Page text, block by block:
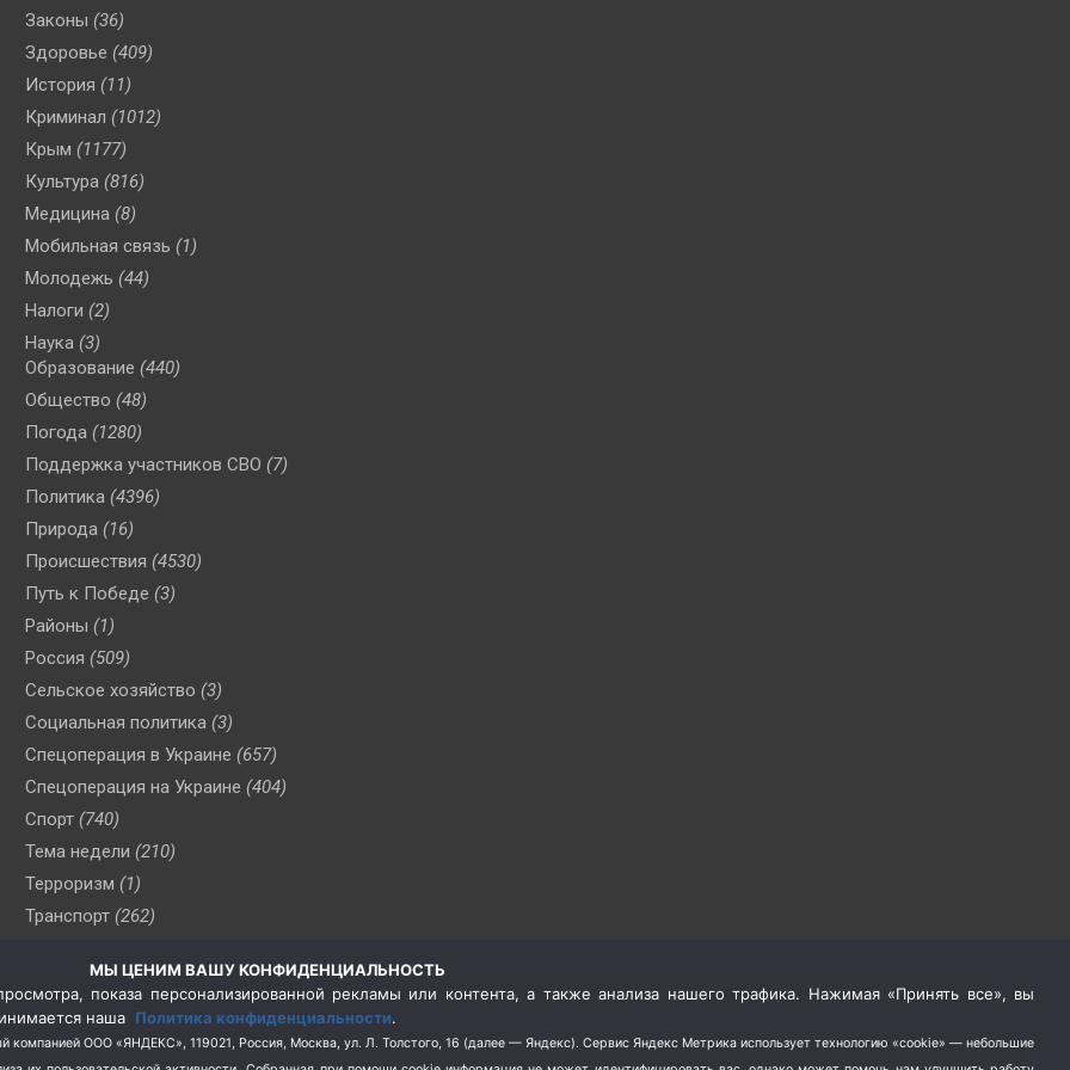
Законы (36)
Здоровье (409)
История (11)
Криминал (1012)
Крым (1177)
Культура (816)
Медицина (8)
Мобильная связь (1)
Молодежь (44)
Налоги (2)
Наука (3)
Образование (440)
Общество (48)
Погода (1280)
Поддержка участников СВО (7)
Политика (4396)
Природа (16)
Происшествия (4530)
Путь к Победе (3)
Районы (1)
Россия (509)
Сельское хозяйство (3)
Социальная политика (3)
Спецоперация в Украине (657)
Спецоперация на Украине (404)
Спорт (740)
Тема недели (210)
Терроризм (1)
Транспорт (262)
(76)
Цены (2)
Школа и спорт (2)
МЫ ЦЕНИМ ВАШУ КОНФИДЕНЦИАЛЬНОСТЬ
показа персонализированной рекламы или контента, а также анализа нашего трафика. Нажимая «Принять все», вы
наша Политика конфиденциальности.
компанией ООО «ЯНДЕКС», 119021, Россия, Москва, ул. Л. Толстого, 16 (далее — Яндекс). Сервис Яндекс Метрика использует технологию «cookie» — небольшие